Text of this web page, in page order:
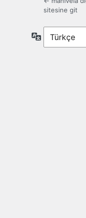
sitesine git
Dil